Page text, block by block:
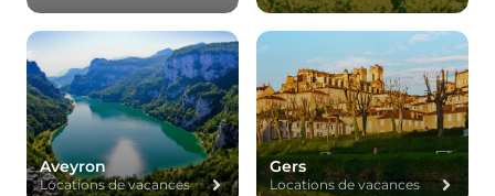
Aveyron
Locations de vacances
Gers
Locations de vacances